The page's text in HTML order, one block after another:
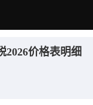
2026价格表明细